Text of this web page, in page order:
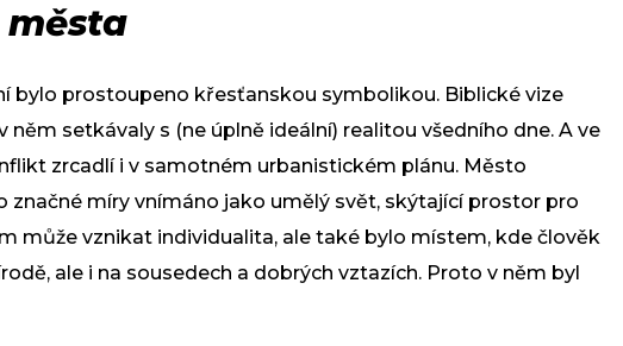
bylo prostoupeno křesťanskou symbolikou. Biblické vize
něm setkávaly s (ne úplně ideální) realitou všedního dne. A ve
zrcadlí i v samotném urbanistickém plánu. Město
značné míry vnímáno jako umělý svět, skýtající prostor pro
může vznikat individualita, ale také bylo místem, kde člověk
ale i na sousedech a dobrých vztazích. Proto v něm byl